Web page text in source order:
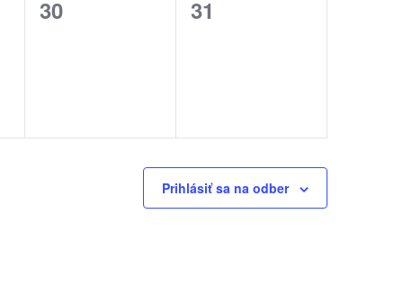
0
30
0
31
Prihlásiť sa na odber